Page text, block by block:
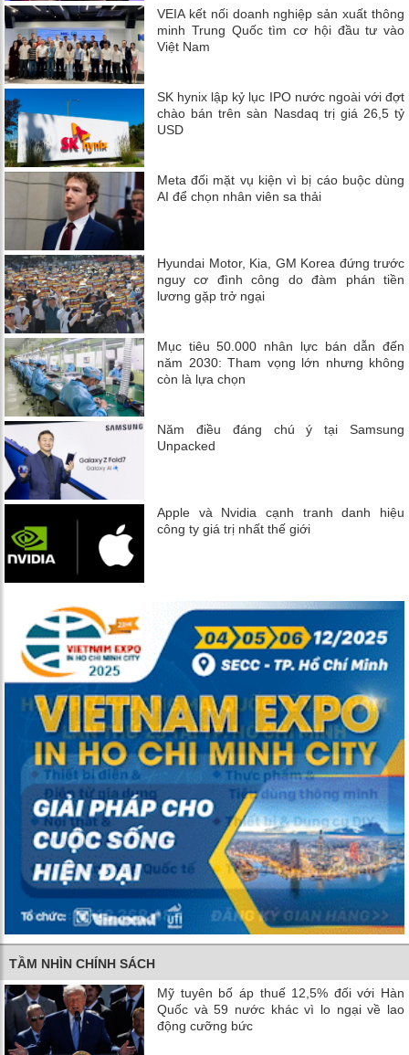
VEIA kết nối doanh nghiệp sản xuất thông
minh Trung Quốc tìm cơ hội đầu tư vào
Việt Nam
SK hynix lập kỷ lục IPO nước ngoài với đợt
chào bán trên sàn Nasdaq trị giá 26,5 tỷ
USD
Meta đối mặt vụ kiện vì bị cáo buộc dùng
AI để chọn nhân viên sa thải
Hyundai Motor, Kia, GM Korea đứng trước
nguy cơ đình công do đàm phán tiền
lương gặp trở ngại
Mục tiêu 50.000 nhân lực bán dẫn đến
năm 2030: Tham vọng lớn nhưng không
còn là lựa chọn
Năm điều đáng chú ý tại Samsung
Unpacked
Apple và Nvidia cạnh tranh danh hiệu
công ty giá trị nhất thế giới
TẦM NHÌN CHÍNH SÁCH
Mỹ tuyên bố áp thuế 12,5% đối với Hàn
Quốc và 59 nước khác vì lo ngại về lao
động cưỡng bức